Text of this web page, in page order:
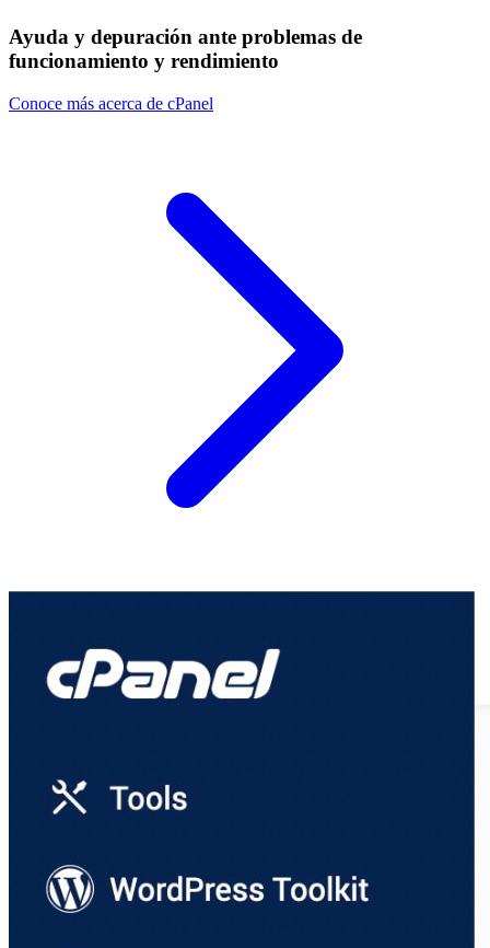
Ayuda y depuración ante problemas de
funcionamiento y rendimiento
Conoce más acerca de cPanel